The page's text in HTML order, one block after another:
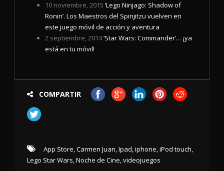
10 noviembre, 2015 ‘Lego Ninjago: Shadow of
Ronin’. Los Maestros del Spinjitzu vuelven en
este juego móvil de acción y aventura
2 septiembre, 2014‘Star Wars: Commander’… ¡ya
está en tu móvil!
COMPARTIR
App Store,Carmen Juan,Ipad,iphone,iPod touch,
Lego Star Wars,Noche de Cine,videojuegos